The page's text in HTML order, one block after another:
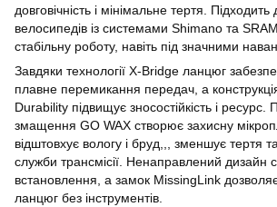
довговічність і мінімальне тертя.
велосипедів із системами Shimano та
стабільну роботу, навіть під значними
Завдяки технології X-Bridge ланцюг
плавне перемикання передач, а
Durability підвищує зносостійкість і ресурс.
змащення GO WAX створює захисну
відштовхує вологу і бруд,,, зменшує тертя
служби трансмісії. Ненаправлений дизайн
встановлення, а замок MissingLink
ланцюг без інструментів.